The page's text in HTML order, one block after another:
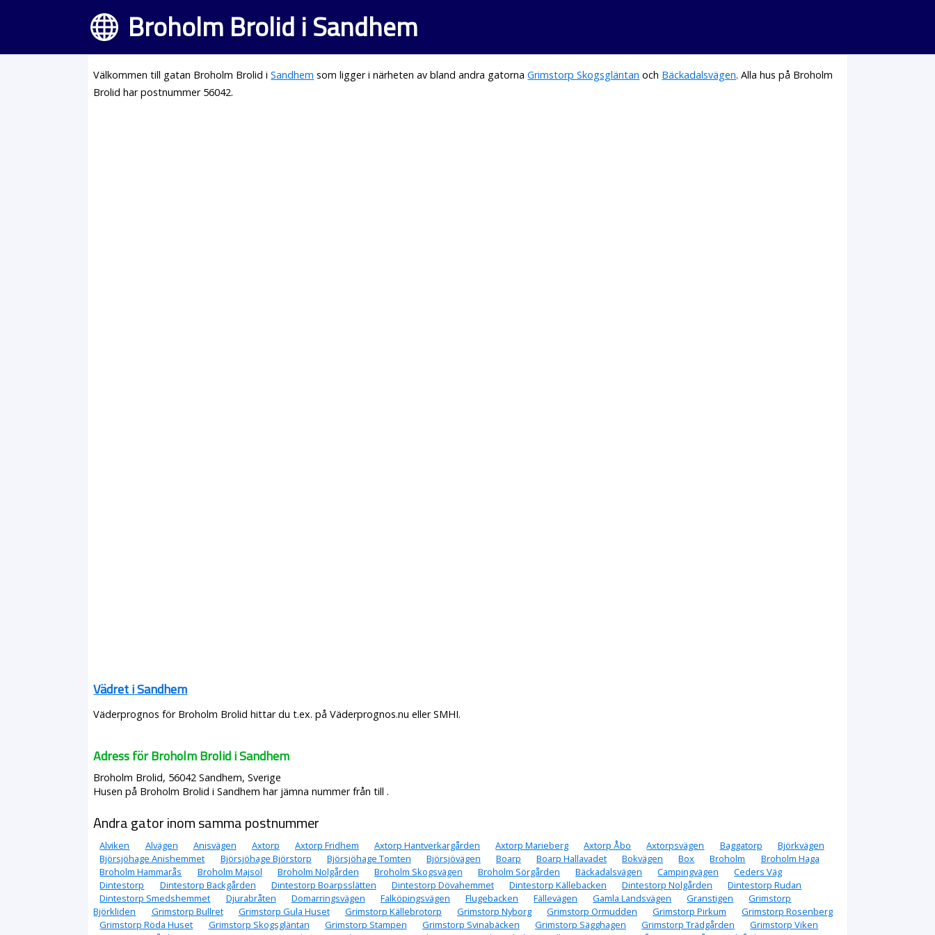
Broholm Brolid i Sandhem
Välkommen till gatan Broholm Brolid iSandhem som ligger i närheten av bland andra gatornaGrimstorp Skogsgläntan och Bäckadalsvägen. Alla hus på Broholm
Brolid har postnummer 56042.
Vädret i Sandhem
Väderprognos för Broholm Brolid hittar du t.ex. på Väderprognos.nu eller SMHI.
Adress för Broholm Brolid i Sandhem
Broholm Brolid, 56042 Sandhem, Sverige
Husen på Broholm Brolid i Sandhem har jämna nummer från till .
Andra gator inom samma postnummer
Alviken Alvägen Anisvägen Axtorp Axtorp Fridhem Axtorp Hantverkargården Axtorp Marieberg Axtorp Åbo Axtorpsvägen Baggatorp
Björkvägen
Björsjöhage Anishemmet
Björsjöhage Björstorp Björsjöhage Tomten Björsjövägen Boarp Boarp Hallavadet Bokvägen Box Broholm
Broholm Haga
Broholm Hammarås
Broholm Majsol Broholm Nolgården Broholm Skogsvägen Broholm Sörgården Bäckadalsvägen Campingvägen
Ceders Väg
Dintestorp
Dintestorp Backgården Dintestorp Boarpsslätten Dintestorp Dövahemmet Dintestorp Källebacken Dintestorp Nolgården
Dintestorp Rudan
Dintestorp Smedshemmet
Djurabråten Domarringsvägen Falköpingsvägen Flugebacken Fällevägen Gamla Landsvägen Granstigen
Grimstorp
Björkliden
Grimstorp Bullret Grimstorp Gula Huset Grimstorp Källebrotorp Grimstorp Nyborg Grimstorp Ormudden Grimstorp Pirkum
Grimstorp Rosenberg
Grimstorp Röda Huset
Grimstorp Skogsgläntan Grimstorp Stampen Grimstorp Svinabäcken Grimstorp Sägghagen Grimstorp Trädgården
Grimstorp Viken